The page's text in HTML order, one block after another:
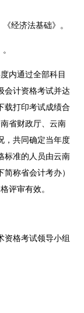
经济法基础》。
内通过全部科目
会计资格考试并达
载打印考试成绩合
省财政厅、云南
，共同确定当年度
标准的人员由云南
称省会计考办）
评审有效。
资格考试领导小组